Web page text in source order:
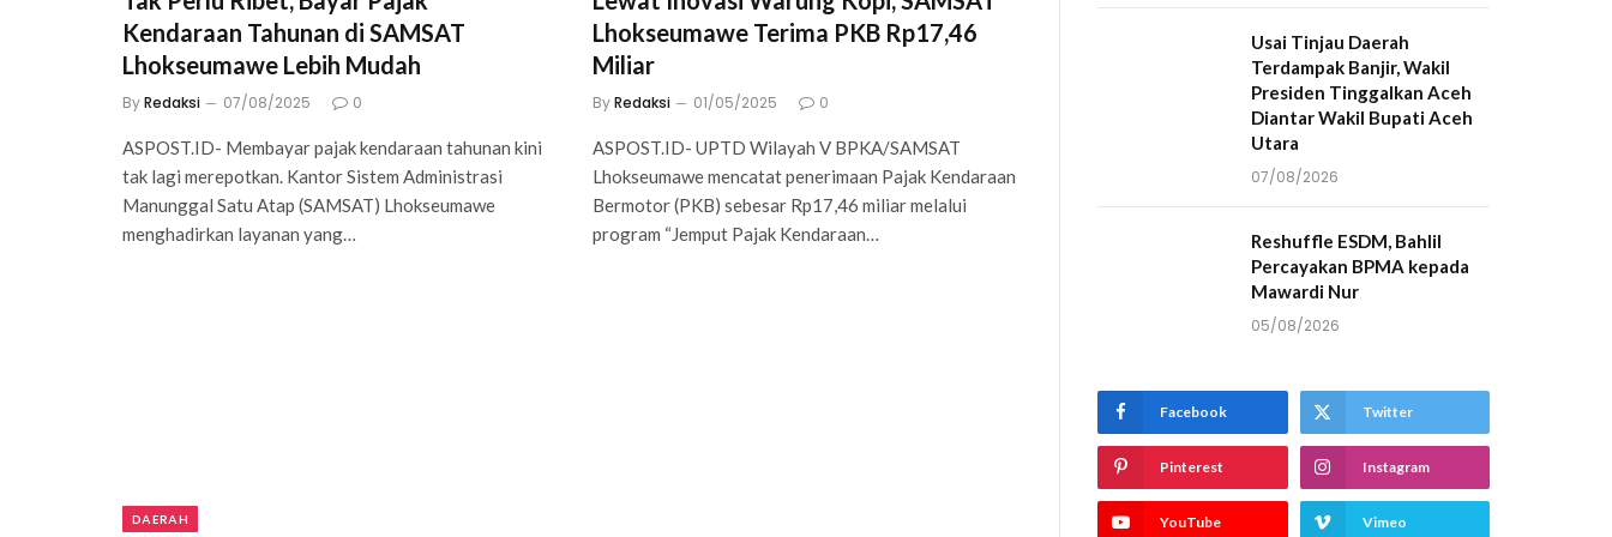
Kendaraan Tahunan di SAMSAT
Lhokseumawe Lebih Mudah
ByRedaksi 07/08/2025 0
ASPOST.ID- Membayar pajak kendaraan tahunan kini
tak lagi merepotkan. Kantor Sistem Administrasi
Manunggal Satu Atap (SAMSAT) Lhokseumawe
menghadirkan layanan yang…
Lhokseumawe Terima PKB Rp17,46
Miliar
ByRedaksi 01/05/2025 0
ASPOST.ID- UPTD Wilayah V BPKA/SAMSAT
Lhokseumawe mencatat penerimaan Pajak Kendaraan
Bermotor (PKB) sebesar Rp17,46 miliar melalui
program “Jemput Pajak Kendaraan…
DAERAH
Usai Tinjau Daerah
Terdampak Banjir, Wakil
Presiden Tinggalkan Aceh
Diantar Wakil Bupati Aceh
Utara
07/08/2026
Reshuffle ESDM, Bahlil
Percayakan BPMA kepada
Mawardi Nur
05/08/2026
Facebook Twitter
Pinterest Instagram
YouTube Vimeo